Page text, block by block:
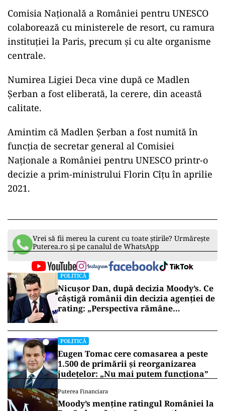
Comisia Națională a României pentru UNESCO
colaborează cu ministerele de resort, cu ramura
instituției la Paris, precum și cu alte organisme
centrale.
Numirea Ligiei Deca vine după ce Madlen
Şerban a fost eliberată, la cerere, din această
calitate.
Amintim că Madlen Şerban a fost numită în
funcţia de secretar general al Comisiei
Naţionale a României pentru UNESCO printr-o
decizie a prim-ministrului Florin Cîţu în aprilie
2021.
Vrei să fii mereu la curent cu toate știrile? Urmărește
Puterea.ro și pe canalul de WhatsApp
POLITICĂ
Nicușor Dan, după decizia Moody’s. Ce
câștigă românii din decizia agenției de
rating: „Perspectiva rămâne
POLITICĂ
Eugen Tomac cere comasarea a peste
1.500 de primării și reorganizarea
județelor: „Nu mai putem funcționa”
Puterea Financiara
Moody’s menține ratingul României la